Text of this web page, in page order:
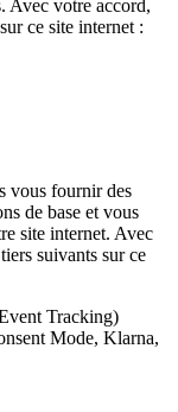
Avec votre accord,
ce site internet :
vous fournir des
de base et vous
site internet. Avec
suivants sur ce
Tracking)
Mode, Klarna,